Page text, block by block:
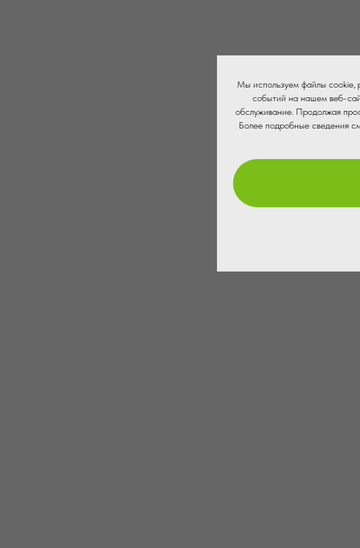
Мы используем файлы cookie,
событий на нашем веб-
обслуживание. Продолжая
Более подробные сведения